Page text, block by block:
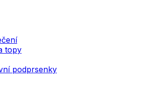
topy
podprsenky